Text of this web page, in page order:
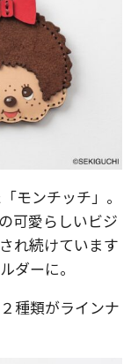
モンチッチ」。
可愛らしいビジ
れ続けています
ダーに。
種類がラインナ